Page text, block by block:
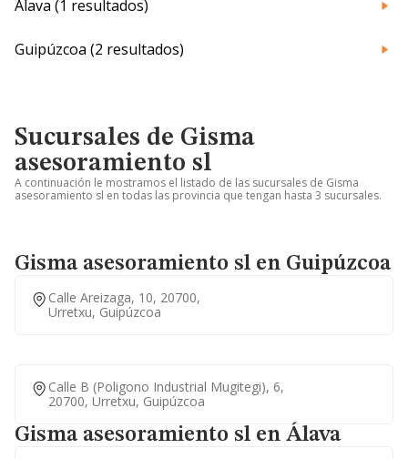
Álava (1 resultados)
Guipúzcoa (2 resultados)
Sucursales de Gisma
asesoramiento sl
A continuación le mostramos el listado de las sucursales de Gisma
asesoramiento sl en todas las provincia que tengan hasta 3 sucursales.
Gisma asesoramiento sl en Guipúzcoa
Calle Areizaga, 10, 20700,
Urretxu, Guipúzcoa
Calle B (poligono Industrial Mugitegi), 6,
20700, Urretxu, Guipúzcoa
Gisma asesoramiento sl en Álava